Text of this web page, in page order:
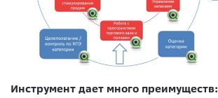
Инструмент дает много преимуществ: